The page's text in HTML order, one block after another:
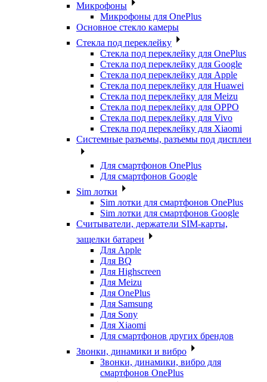
Микрофоны
Микрофоны для OnePlus
Основное стекло камеры
Стекла под переклейку
Стекла под переклейку для OnePlus
Стекла под переклейку для Google
Стекла под переклейку для Apple
Стекла под переклейку для Huawei
Стекла под переклейку для Meizu
Стекла под переклейку для OPPO
Стекла под переклейку для Vivo
Стекла под переклейку для Xiaomi
Системные разъемы, разъемы под дисплеи
Для смартфонов OnePlus
Для смартфонов Google
Sim лотки
Sim лотки для смартфонов OnePlus
Sim лотки для смартфонов Google
Считыватели, держатели SIM-карты,
защелки батареи
Для Apple
Для BQ
Для Highscreen
Для Meizu
Для OnePlus
Для Samsung
Для Sony
Для Xiaomi
Для смартфонов других брендов
Звонки, динамики и вибро
Звонки, динамики, вибро для
смартфонов OnePlus